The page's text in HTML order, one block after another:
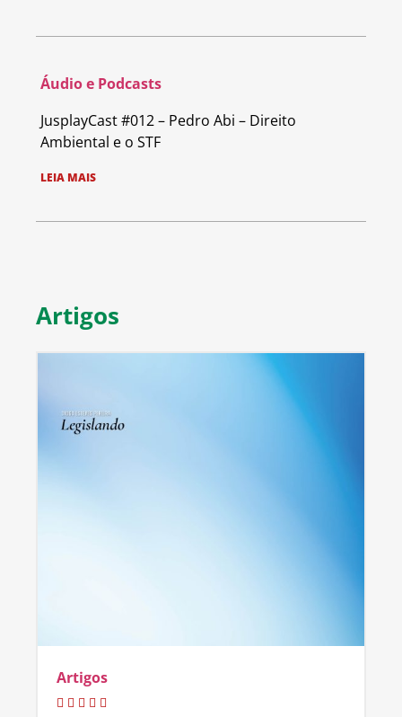
Áudio e Podcasts
JusplayCast #012 – Pedro Abi – Direito
Ambiental e o STF
LEIA MAIS
Artigos
Artigos